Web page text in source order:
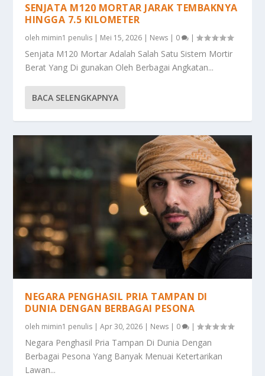
SENJATA M120 MORTAR JARAK TEMBAKNYA
HINGGA 7.5 KILOMETER
oleh mimin1 penulis | Mei 15, 2026 | News | 0 |
Senjata M120 Mortar Adalah Salah Satu Sistem Mortir
Berat Yang Di gunakan Oleh Berbagai Angkatan...
BACA SELENGKAPNYA
NEGARA PENGHASIL PRIA TAMPAN DI
DUNIA DENGAN BERBAGAI PESONA
oleh mimin1 penulis |Apr 30, 2026 | News | 0 |
Negara Penghasil Pria Tampan Di Dunia Dengan
Berbagai Pesona Yang Banyak Menuai Ketertarikan
Lawan...